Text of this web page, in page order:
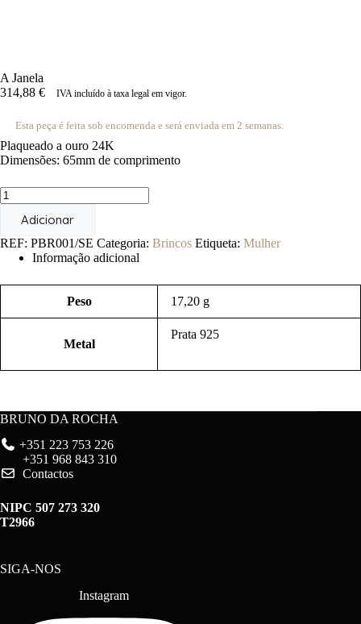
A Janela
314,88 € IVA incluído à taxa legal em vigor.
Esta peça é feita sob encomenda e será enviada em 2 semanas.
Plaqueado a ouro 24K
Dimensões: 65mm de comprimento
Quantidade
de
Adicionar
REF: PBR001/SE Categoria: Brincos Etiqueta: Mulher
Informação adicional
Peso 17,20 g
Metal
Prata 925
BRUNO DA ROCHA
+351 223 753 226
+351 968 843 310
Contactos
NIPC 507 273 320
T2966
SIGA-NOS
Instagram